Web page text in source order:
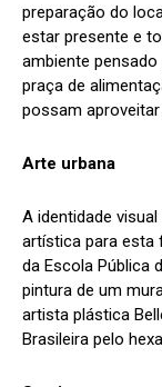
preparação do
estar presente e
ambiente
praça de
possam
Arte urbana
A identidade
artística para esta
da Escola Pública
pintura de um
artista plástica
Brasileira pelo